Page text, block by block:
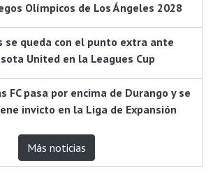
Olímpicos de Los Ángeles 2028
se queda con el punto extra ante
United en la Leagues Cup
FC pasa por encima de Durango y se
invicto en la Liga de Expansión
Más noticias